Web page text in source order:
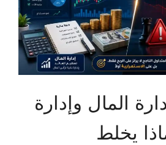
المال وإدارة
يخلط